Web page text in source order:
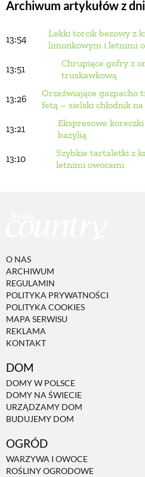
Archiwum artykułów z
13:54
Lekki torcik bezowy z
limonkowym i letnimi
13:51
Chrupiące gofry z
truskawkową
13:26
Orzeźwiające gazpacho
fetą – sielski chłodnik
13:21
Ekspresowe
bazylią
13:10
Szybkie tartaletki z
letnimi owocami
O NAS
ARCHIWUM
REGULAMIN
POLITYKA PRYWATNOŚCI
POLITYKA COOKIES
MAPA SERWISU
REKLAMA
KONTAKT
DOM
DOMY W POLSCE
DOMY NA ŚWIECIE
URZĄDZAMY DOM
BUDUJEMY DOM
OGRÓD
WARZYWA I OWOCE
ROŚLINY OGRODOWE
WARZYWA
ROŚLINY